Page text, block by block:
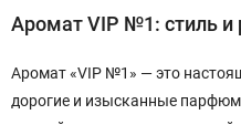
Аромат VIP №1: стиль и
Аромат «VIP №1» — это
дорогие и изысканные